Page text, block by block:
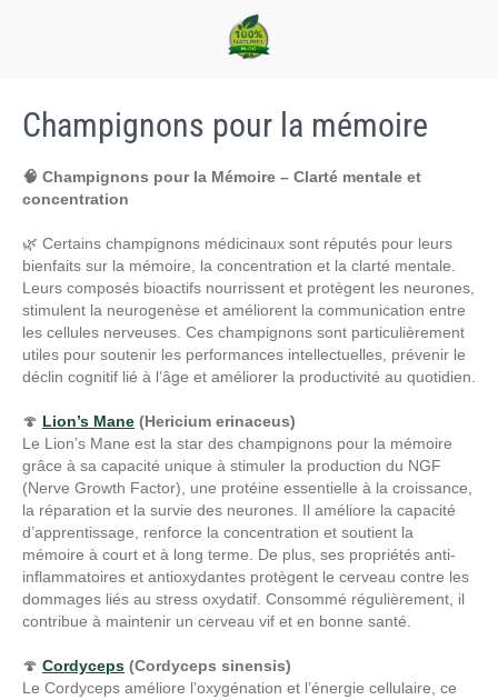
Champignons pour la mémoire
🧠 Champignons pour la Mémoire – Clarté mentale et
concentration
🌿 Certains champignons médicinaux sont réputés pour leurs
bienfaits sur la mémoire, la concentration et la clarté mentale.
Leurs composés bioactifs nourrissent et protègent les neurones,
stimulent la neurogenèse et améliorent la communication entre
les cellules nerveuses. Ces champignons sont particulièrement
utiles pour soutenir les performances intellectuelles, prévenir le
déclin cognitif lié à l’âge et améliorer la productivité au quotidien.
🍄 Lion’s Mane (Hericium erinaceus)
Le Lion’s Mane est la star des champignons pour la mémoire
grâce à sa capacité unique à stimuler la production du NGF
(Nerve Growth Factor), une protéine essentielle à la croissance,
la réparation et la survie des neurones. Il améliore la capacité
d’apprentissage, renforce la concentration et soutient la
mémoire à court et à long terme. De plus, ses propriétés anti-
inflammatoires et antioxydantes protègent le cerveau contre les
dommages liés au stress oxydatif. Consommé régulièrement, il
contribue à maintenir un cerveau vif et en bonne santé.
🍄 Cordyceps (Cordyceps sinensis)
Le Cordyceps améliore l’oxygénation et l’énergie cellulaire, ce